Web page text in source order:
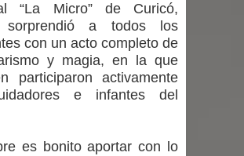
Colegio El Boldo
Municipalidad de Curicó inició
proceso de vacunación escolar
las bajas temperaturas
“La Micro” de Curicó,
sorprendió a todos los
con un acto completo de
y magia, en la que
participaron activamente
e infantes del
es bonito aportar con lo